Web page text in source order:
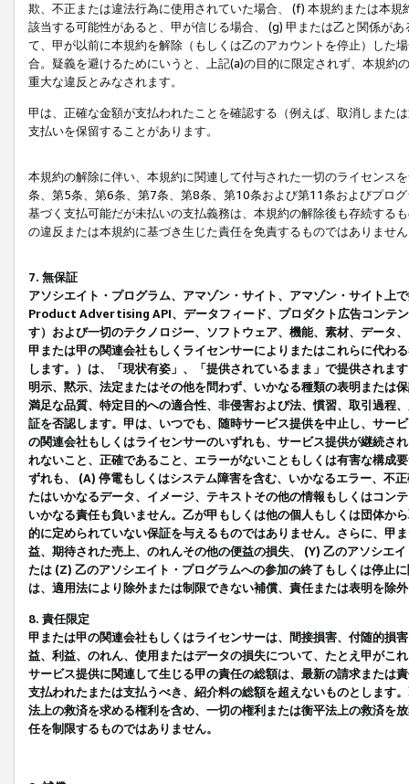
欺、不正または違法行為に使用されていた場合、 (f) 本規約または本
該当する可能性があると、甲が信じる場合、 (g) 甲または乙と関係が
て、甲が以前に本規約を解除（もしくは乙のアカウントを停止）した
合。疑義を避けるためにいうと、上記(a)の目的に限定されず、本規
重大な違反とみなされます。
甲は、正確な金額が支払われたことを確認する（例えば、取消しまた
支払いを保留することがあります。
本規約の解除に伴い、本規約に関連して付与された一切のライセンス
条、第5条、第6条、第7条、第8条、第10条および第11条およびプロ
基づく支払可能だが未払いの支払義務は、本規約の解除後も存続する
の違反または本規約に基づき生じた責任を免責するものではありませ
7. 無保証
アソシエイト・プログラム、アマゾン・サイト、アマゾン・サイト上
Product Advertising API、データフィード、プロダクト広告コンテ
す）および一切のテクノロジー、ソフトウェア、機能、素材、データ
甲または甲の関連会社もしくライセンサーによりまたはこれらに代わ
します。）は、「現状有姿」、「提供されているまま」で提供されま
明示、黙示、法定またはその他を問わず、いかなる種類の表明または
満足な品質、特定目的への適合性、非侵害および法、慣習、取引過程
証を否認します。甲は、いつでも、随時サービス提供を中止し、サー
の関連会社もしくはライセンサーのいずれも、サービス提供が継続さ
れないこと、正確であること、エラーがないこともしくは有害な構成
ずれも、 (A) 停電もしくはシステム障害を含む、いかなるエラー、不
たはいかなるデータ、イメージ、テキストその他の情報もしくはコン
いかなる責任も負いません。乙が甲もしくは他の個人もしくは団体か
的に定められていない保証を与えるものではありません。さらに、甲
益、期待された売上、のれんその他の便益の損失、 (Y) 乙のアソシエ
たは (Z) 乙のアソシエイト・プログラムへの参加の終了もしくは停止
は、適用法により除外または制限できない補償、責任または表明を除
8. 責任限定
甲または甲の関連会社もしくはライセンサーは、間接損害、付随的損
益、利益、のれん、使用またはデータの損失について、たとえ甲がこ
サービス提供に関連して生じる甲の責任の総額は、最新の請求または
支払われたまたは支払うべき、紹介料の総額を超えないものとします
法上の救済を求める権利を含め、一切の権利または衡平法上の救済を
任を制限するものではありません。